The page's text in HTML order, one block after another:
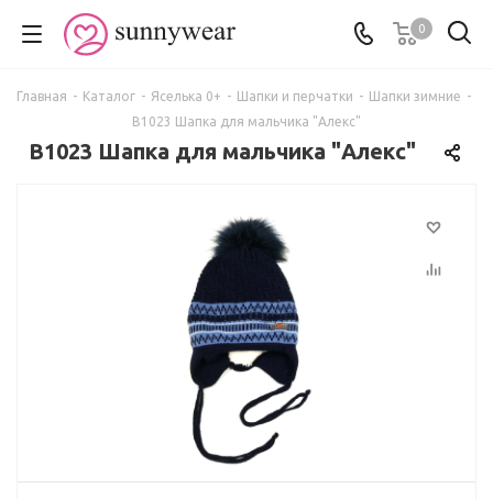
0
Главная - Каталог - Яселька 0+ - Шапки и перчатки - Шапки зимние -
В1023 Шапка для мальчика "Алекс"
В1023 Шапка для мальчика "Алекс"